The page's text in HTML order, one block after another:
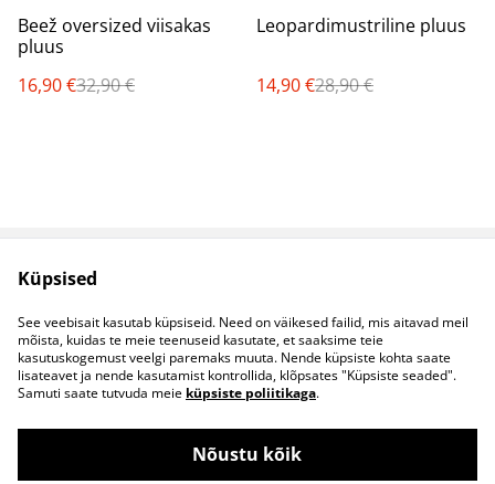
%
Beež oversized viisakas
pluus
16,90 €32,90 €
%
Leopardimustriline pluus
14,90 €28,90 €
Müügitingimused
Küpsised
Kontaktid
B2B koostöö
Küpsised
See veebisait kasutab küpsiseid. Need on väikesed failid, mis aitavad meil
mõista, kuidas te meie teenuseid kasutate, et saaksime teie
kasutuskogemust veelgi paremaks muuta. Nende küpsiste kohta saate
lisateavet ja nende kasutamist kontrollida, klõpsates "Küpsiste seaded".
Samuti saate tutvuda meie küpsiste poliitikaga.
Nõustu kõik